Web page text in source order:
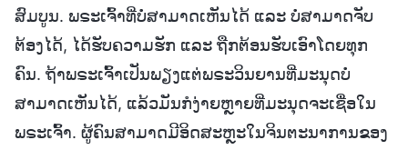
ສົມບູນ. ພຣະເຈົ້າທີ່ບໍ່ສາມາດເຫັນໄດ້ ແລະ ບໍ່ສາມາດຈັບ
ຕ້ອງໄດ້, ໄດ້ຮັບຄວາມຮັກ ແລະ ຖືກຕ້ອນຮັບເອົາໂດຍທຸກ
ຄົນ. ຖ້າພຣະເຈົ້າເປັນພຽງແຕ່ພຣະວິນຍານທີ່ມະນຸດບໍ່
ສາມາດເຫັນໄດ້, ແລ້ວມັນກໍງ່າຍຫຼາຍທີ່ມະນຸດຈະເຊື່ອໃນ
ພຣະເຈົ້າ. ຜູ້ຄົນສາມາດມີອິດສະຫຼະໃນຈິນຕະນາການຂອງ